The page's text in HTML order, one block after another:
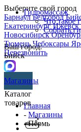
Выберите свой город
БарнаулБелгород
ЕкатеринбургИжевск
Новосибирск
ТюменьЧебоксары
Перезвонить
Гидромассаж
Что такое
Собрать
Ваш город:
Бийск
Магазины
Каталог
товаровГлавная
- Магазины
- Пермь